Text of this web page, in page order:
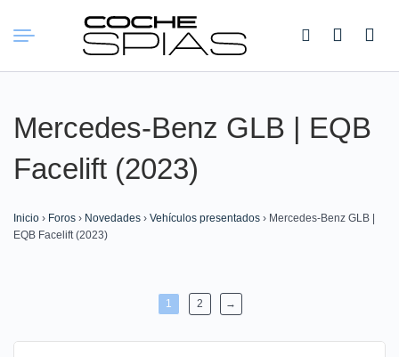
Buscar:
Mercedes-Benz GLB | EQB
Facelift (2023)
Inicio › Foros › Novedades › Vehículos presentados › Mercedes-Benz GLB |
EQB Facelift (2023)
1 2 →